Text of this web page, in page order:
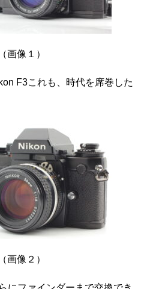
（画像１）
F3これも、時代を席巻した
（画像２）